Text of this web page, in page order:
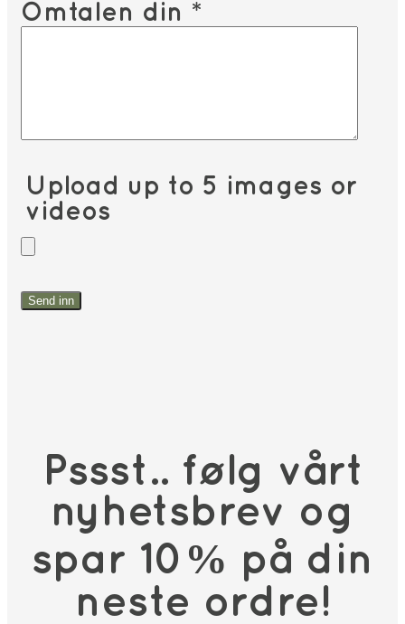
Omtalen din *
Upload up to 5 images or
videos
Pssst.. følg vårt
nyhetsbrev og
spar 10% på din
neste ordre!